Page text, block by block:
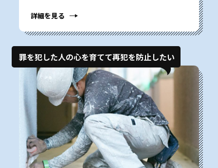
詳細を見る
罪を犯した人の心を育てて再犯を防止したい